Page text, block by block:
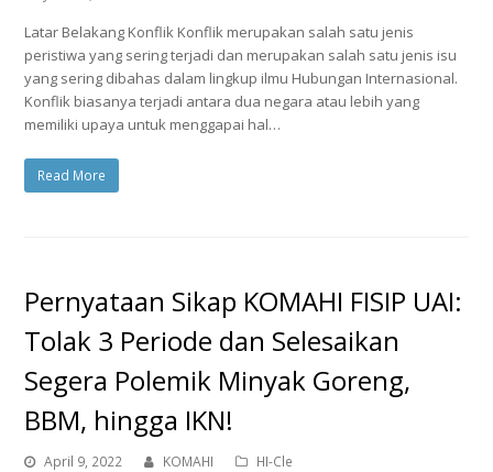
Latar Belakang Konflik Konflik merupakan salah satu jenis
peristiwa yang sering terjadi dan merupakan salah satu jenis isu
yang sering dibahas dalam lingkup ilmu Hubungan Internasional.
Konflik biasanya terjadi antara dua negara atau lebih yang
memiliki upaya untuk menggapai hal…
Read More
Pernyataan Sikap KOMAHI FISIP UAI:
Tolak 3 Periode dan Selesaikan
Segera Polemik Minyak Goreng,
BBM, hingga IKN!
April 9, 2022 KOMAHI HI-Cle